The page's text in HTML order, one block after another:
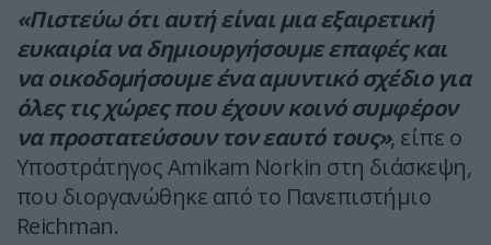
«Πιστεύω ότι αυτή είναι μια εξαιρετική
ευκαιρία να δημιουργήσουμε επαφές και
να οικοδομήσουμε ένα αμυντικό σχέδιο για
όλες τις χώρες που έχουν κοινό συμφέρον
να προστατεύσουν τον εαυτό τους», είπε ο
Υποστράτηγος Amikam Norkin στη διάσκεψη,
που διοργανώθηκε από το Πανεπιστήμιο
Reichman.